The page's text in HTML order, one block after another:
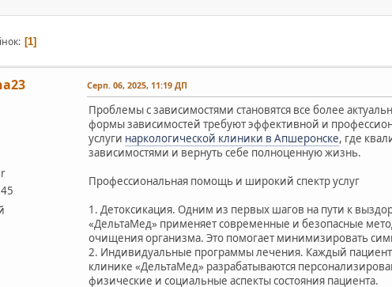
1
Серп. 06, 2025, 11:19 ДП
Проблемы с зависимостями становятся все более
формы зависимостей требуют эффективной и
услуги наркологической клиники в Апшеронске, где
зависимостями и вернуть себе полноценную жизнь.
Профессиональная помощь и широкий спектр услуг
1. Детоксикация. Одним из первых шагов на пути к
«ДельтаМед» применяет современные и безопасные
очищения организма. Это помогает минимизировать
2. Индивидуальные программы лечения. Каждый
клинике «ДельтаМед» разрабатываются
физические и социальные аспекты состояния пациента.